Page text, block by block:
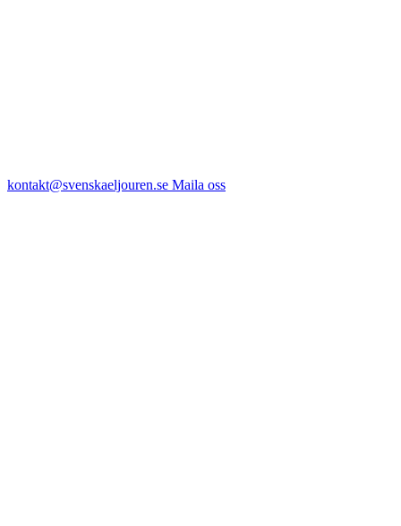
kontakt@svenskaeljouren.se Maila oss